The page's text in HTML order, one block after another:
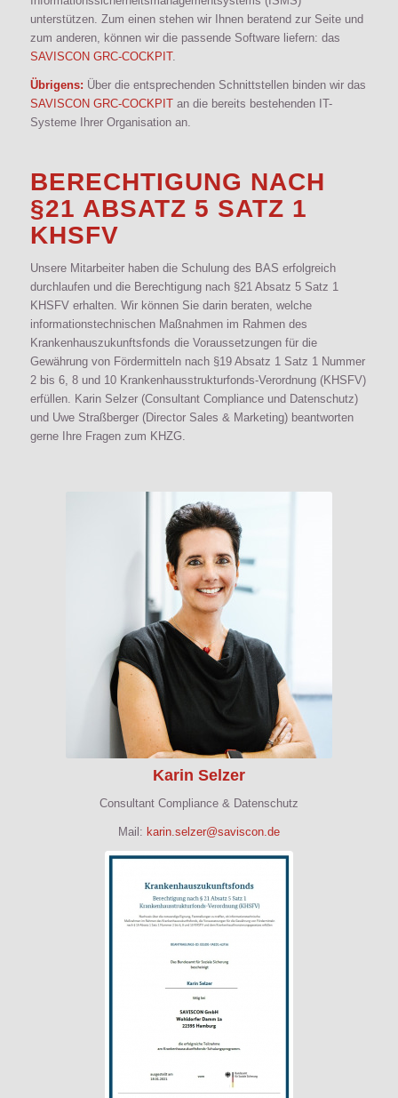
unterstützen. Zum einen stehen wir Ihnen beratend zur Seite und
zum anderen, können wir die passende Software liefern: das
SAVISCON GRC-COCKPIT.
Übrigens: Über die entsprechenden Schnittstellen binden wir das
SAVISCON GRC-COCKPITan die bereits bestehenden IT-
Systeme Ihrer Organisation an.
BERECHTIGUNG NACH
§21 ABSATZ 5 SATZ 1
KHSFV
Unsere Mitarbeiter haben die Schulung des BAS erfolgreich
durchlaufen und die Berechtigung nach §21 Absatz 5 Satz 1
KHSFV erhalten. Wir können Sie darin beraten, welche
informationstechnischen Maßnahmen im Rahmen des
Krankenhauszukunftsfonds die Voraussetzungen für die
Gewährung von Fördermitteln nach §19 Absatz 1 Satz 1 Nummer
2 bis 6, 8 und 10 Krankenhausstrukturfonds-Verordnung (KHSFV)
erfüllen. Karin Selzer (Consultant Compliance und Datenschutz)
und Uwe Straßberger (Director Sales & Marketing) beantworten
gerne Ihre Fragen zum KHZG.
Karin Selzer
Consultant Compliance & Datenschutz
Mail: karin.selzer@saviscon.de